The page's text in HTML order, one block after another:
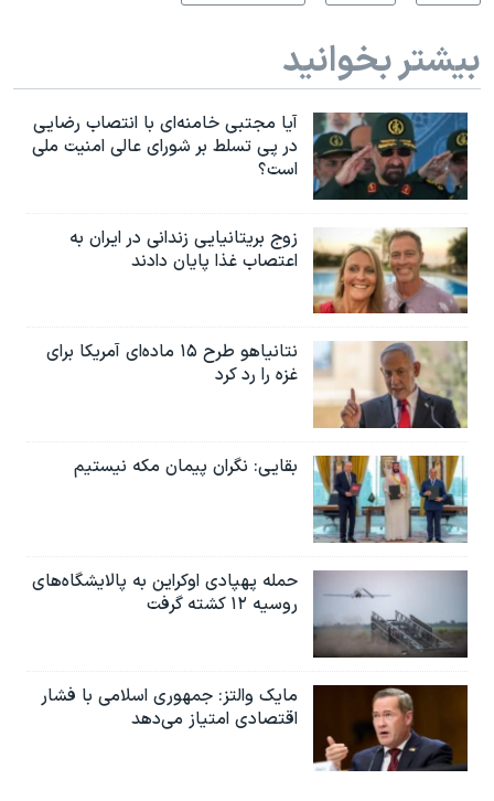
بیشتر بخوانید
آیا مجتبی خامنه‌ای با انتصاب رضایی
در پی تسلط بر شورای عالی امنیت ملی
است؟
زوج بریتانیایی زندانی در ایران به
اعتصاب غذا پایان دادند
نتانیاهو طرح ۱۵ ماده‌ای آمریکا برای
غزه را رد کرد
بقایی: نگران پیمان مکه نیستیم
حمله پهپادی اوکراین به پالایشگاه‌های
روسیه ۱۲ کشته گرفت
مایک والتز: جمهوری اسلامی با فشار
اقتصادی امتیاز می‌دهد